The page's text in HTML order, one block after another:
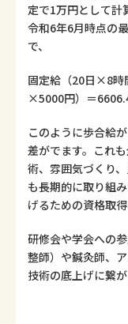
定で1万円として計
令和6年6月時点の
で、
固定給（20日×8
×5000円）＝
このように歩合給
差がでます。これ
術、雰囲気づくり
も長期的に取り組
げるための資格取得
研修会や学会への
整師）や鍼灸師、
技術の底上げに繋が